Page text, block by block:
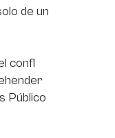
de un
confl
Público